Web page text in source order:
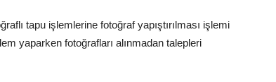
tapu işlemlerine fotoğraf yapıştırılması işlemi
yaparken fotoğrafları alınmadan talepleri